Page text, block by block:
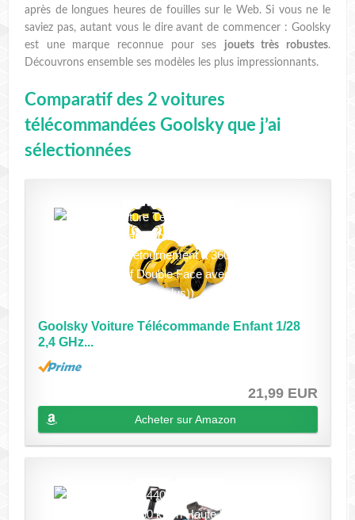
après de longues heures de fouilles sur le Web. Si vous ne le
saviez pas, autant vous le dire avant de commencer : Goolsky
est une marque reconnue pour ses jouets très robustes.
Découvrons ensemble ses modèles les plus impressionnants.
Comparatif des 2 voitures
télécommandées Goolsky que j’ai
sélectionnées
Goolsky Voiture Télécommande Enfant 1/28
2,4 GHz...
21,99 EUR
Acheter sur Amazon